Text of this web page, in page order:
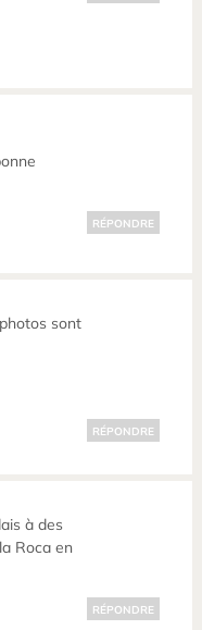
RÉPONDRE
sont
RÉPONDRE
à des
Roca en
RÉPONDRE